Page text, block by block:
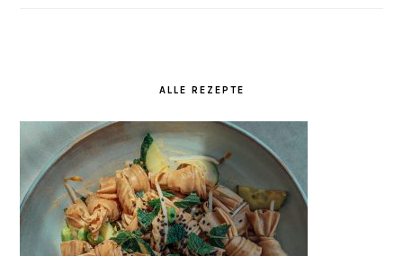
ALLE REZEPTE